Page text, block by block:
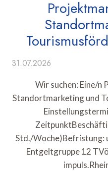
31.07.2026
Wir suchen: Eine/
Standortmarketing und
Std./Woche)Befristung:
Entgeltgruppe 12